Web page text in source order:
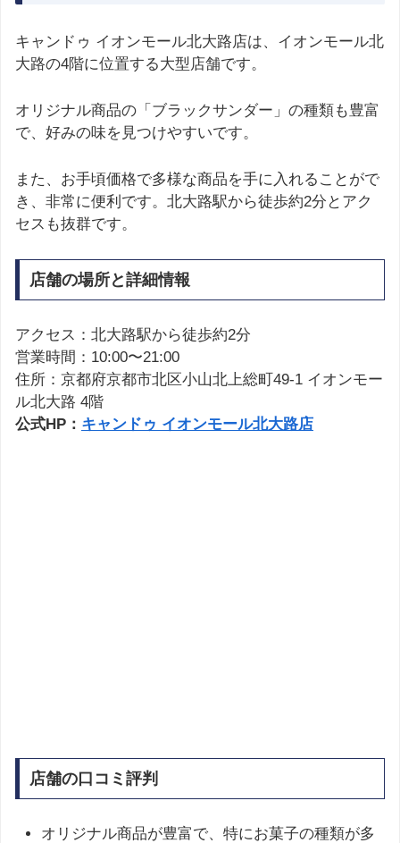
キャンドゥ イオンモール北大路店は、イオンモール北
大路の4階に位置する大型店舗です。
オリジナル商品の「ブラックサンダー」の種類も豊富
で、好みの味を見つけやすいです。
また、お手頃価格で多様な商品を手に入れることがで
き、非常に便利です。北大路駅から徒歩約2分とアク
セスも抜群です。
店舗の場所と詳細情報
アクセス：北大路駅から徒歩約2分
営業時間：10:00〜21:00
住所：京都府京都市北区小山北上総町49-1 イオンモー
ル北大路 4階
公式HP： キャンドゥ イオンモール北大路店
店舗の口コミ評判
オリジナル商品が豊富で、特にお菓子の種類が多